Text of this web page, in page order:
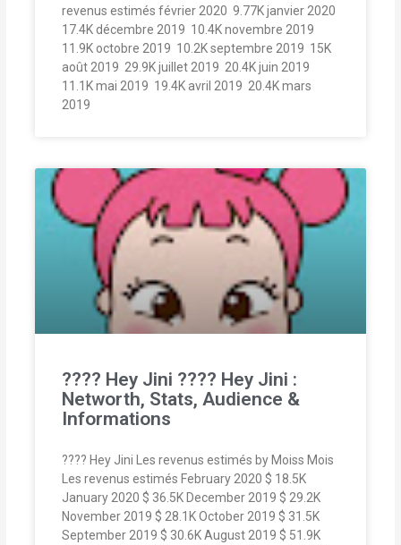
revenus estimés février 2020  9.77K janvier 2020 
17.4K décembre 2019  10.4K novembre 2019 
11.9K octobre 2019  10.2K septembre 2019  15K
août 2019  29.9K juillet 2019  20.4K juin 2019 
11.1K mai 2019  19.4K avril 2019  20.4K mars
2019 
???? Hey Jini ???? Hey Jini :
Networth, Stats, Audience &
Informations
???? Hey Jini Les revenus estimés by Moiss Mois
Les revenus estimés February 2020 $ 18.5K
January 2020 $ 36.5K December 2019 $ 29.2K
November 2019 $ 28.1K October 2019 $ 31.5K
September 2019 $ 30.6K August 2019 $ 51.9K